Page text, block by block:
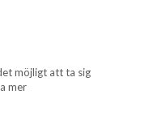
möjligt att ta sig
mer